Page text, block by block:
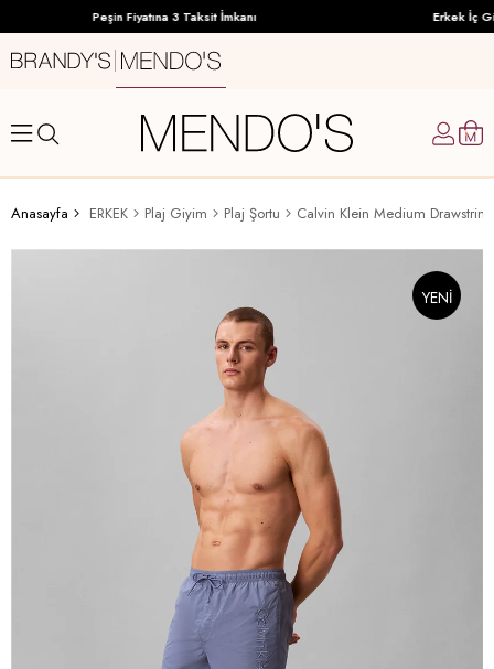
Peşin Fiyatına 3 Taksit İmkanı Erkek İç
Anasayfa ERKEK Plaj Giyim Plaj Şortu Calvin Klein Medium
YENI